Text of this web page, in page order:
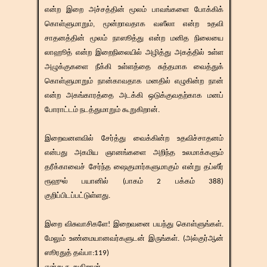
என்ற இறை அச்சத்தின் மூலம் பாவங்களை போக்கிக்
கொள்ளுமாறும், மூன்றாவதாக வஸீலா என்ற உதவி
சாதனத்தின் மூலம் நாஸூத்து என்ற மனித நிலையை
லாஹூத் என்ற இறைநிலையில் அழித்து அகத்தில் உள்ள
அழுக்குகளை நீக்கி உள்ளத்தை சுத்தமாக வைத்துக்
கொள்ளுமாறும் நான்காவதாக மனதில் எழுகின்ற நான்
என்ற அகங்காரத்தை அடக்கி ஒடுக்குவதற்காக மனப்
போராட்டம் நடத்துமாறும் கூறுகிறான்.
இறைவனளவில் சேர்த்து வைக்கின்ற உதவிச்சாதனம்
என்பது அகமிய ஞானங்களை அறிந்த உலமாக்களும்
தரீக்காவைச் சேர்ந்த ஷைகுமார்களுமாகும் என்று தப்ஸீர்
ரூஹுல் பயானில் (பாகம் 2 பக்கம் 388)
குறிப்பிடப்பட்டுள்ளது.
இறை விசுவாசிகளே! இறைவனை பயந்து கொள்ளுங்கள்.
மேலும் உண்மையானவர்களுடன் இருங்கள். (அல்குர்ஆன்
ஸூரதுத் தவ்பா:119)